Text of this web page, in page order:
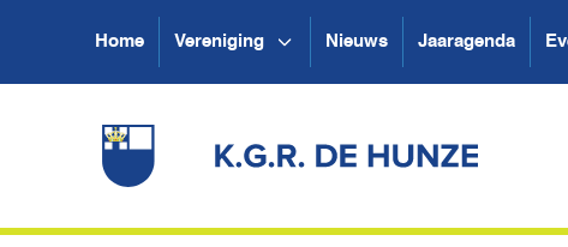
Home Vereniging Nieuws Jaaragenda